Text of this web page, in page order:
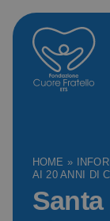
HOME »
AI 20 ANNI DI